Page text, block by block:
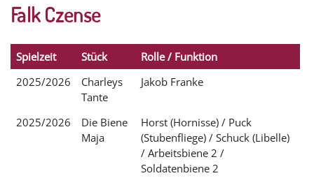
Falk Czense
Spielzeit Stück
Rolle / Funktion
2025/2026
Charleys
Tante
Jakob Franke
2025/2026
Die Biene
Maja
Horst (Hornisse) / Puck
(Stubenfliege) / Schuck (Libelle)
/ Arbeitsbiene 2 /
Soldatenbiene 2